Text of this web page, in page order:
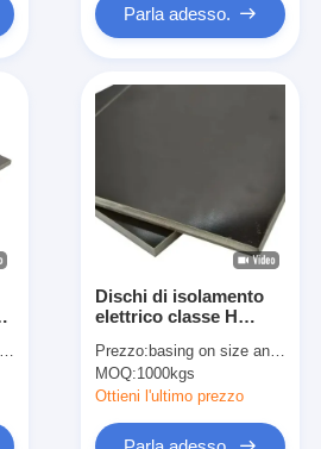
parteggiato
DOMESTICO
di precisione
elettrico
Parla adesso.
Dischi di isolamento
elettrico classe H
per applicazioni
elettriche
Prezzo:basing on size and quantity
MOQ:1000kgs
Ottieni l'ultimo prezzo